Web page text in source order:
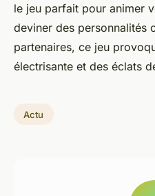
le jeu parfait pour animer
deviner des personnalités
partenaires, ce jeu
électrisante et des éclats
Actu